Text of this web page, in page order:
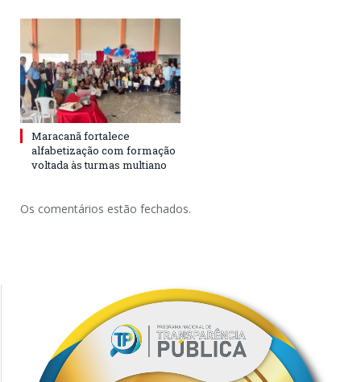
Maracanã fortalece
alfabetização com formação
voltada às turmas multiano
Os comentários estão fechados.